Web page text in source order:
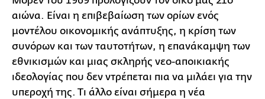
αιώνα. Είναι η επιβεβαίωση των ορίων ενός
μοντέλου οικονομικής ανάπτυξης, η κρίση των
συνόρων και των ταυτοτήτων, η επανάκαμψη των
εθνικισμών και μιας σκληρής νεο-αποικιακής
ιδεολογίας που δεν ντρέπεται πια να μιλάει για την
υπεροχή της. Τι άλλο είναι σήμερα η νέα